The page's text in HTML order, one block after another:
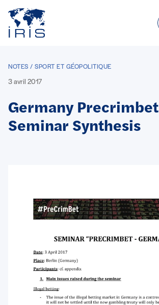
Aller au contenu principal
NOTES / SPORT ET GÉOPOLITIQUE
3 avril 2017
Germany Precrimbet
Seminar Synthesis